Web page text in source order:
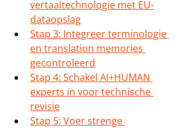
vertaaltechnologie met EU-
dataopslag
Stap 3: Integreer terminologie
en translation memories
gecontroleerd
Stap 4: Schakel AI+HUMAN
experts in voor technische
revisie
Stap 5: Voer strenge